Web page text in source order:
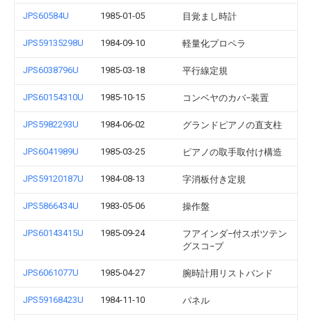
JPS60584U 1985-01-05 目覚まし時計
JPS59135298U 1984-09-10 軽量化プロペラ
JPS6038796U 1985-03-18 平行線定規
JPS60154310U 1985-10-15 コンベヤのカバ−装置
JPS5982293U 1984-06-02 グランドピアノの直支柱
JPS6041989U 1985-03-25 ピアノの取手取付け構造
JPS59120187U 1984-08-13 字消板付き定規
JPS5866434U 1983-05-06 操作盤
JPS60143415U 1985-09-24
フアインダ−付スポツテン
グスコ−プ
JPS6061077U 1985-04-27 腕時計用リストバンド
JPS59168423U 1984-11-10 パネル